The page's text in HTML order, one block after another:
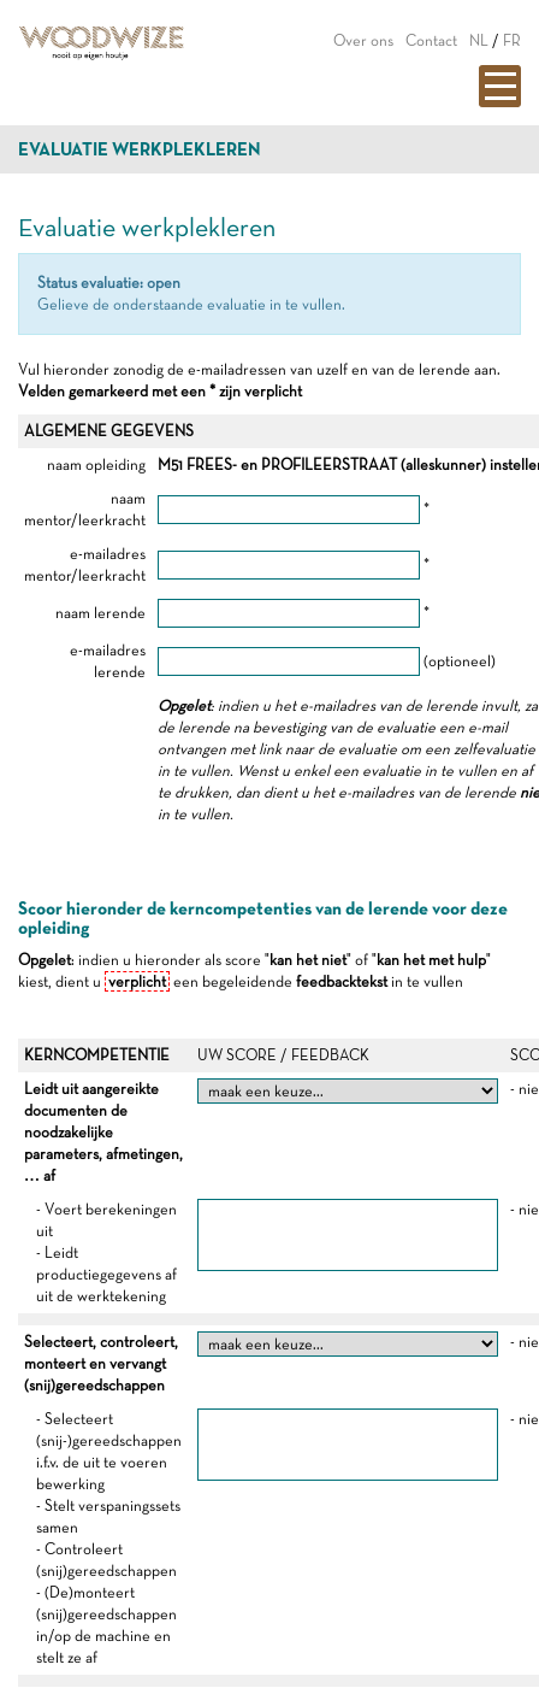
Over ons Contact NL / FR
EVALUATIE WERKPLEKLEREN
Evaluatie werkplekleren
Status evaluatie: open
Gelieve de onderstaande evaluatie in te vullen.
Vul hieronder zonodig de e-mailadressen van uzelf en van de lerende aan.
Velden gemarkeerd met een * zijn verplicht
ALGEMENE GEGEVENS
naam opleiding
M51 FREES- en PROFILEERSTRAAT (alleskunner)
naam
mentor/leerkracht
*
e-mailadres
mentor/leerkracht
*
naam lerende *
e-mailadres
lerende
(optioneel)
Opgelet: indien u het e-mailadres van de lerende invult,
de lerende na bevestiging van de evaluatie een e-mail
ontvangen met link naar de evaluatie om een zelfevaluatie
in te vullen. Wenst u enkel een evaluatie in te vullen en af
te drukken, dan dient u het e-mailadres van de lerende
in te vullen.
Scoor hieronder de kerncompetenties van de lerende voor deze
opleiding
Opgelet: indien u hieronder als score "kan het niet" of "kan het met hulp"
kiest, dient u verplicht een begeleidende feedbacktekstin te vullen
KERNCOMPETENTIE UW SCORE / FEEDBACK
Leidt uit aangereikte
documenten de
noodzakelijke
parameters, afmetingen,
… af
-
- Voert berekeningen
uit
- Leidt
productiegegevens af
uit de werktekening
-
Selecteert, controleert,
monteert en vervangt
(snij)gereedschappen
-
- Selecteert
(snij-)gereedschappen
i.f.v. de uit te voeren
bewerking
- Stelt verspaningssets
samen
- Controleert
(snij)gereedschappen
- (De)monteert
(snij)gereedschappen
in/op de machine en
stelt ze af
-